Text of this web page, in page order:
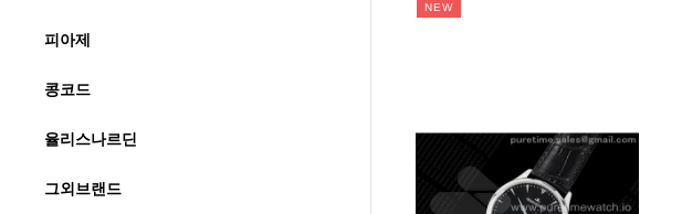
피아제
콩코드
율리스나르딘
그외브랜드
NEW